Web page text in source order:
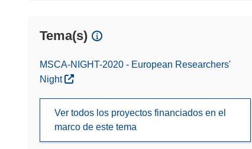
Tema(s)
MSCA-NIGHT-2020 - European Researchers'
Night
Ver todos los proyectos financiados en el
marco de este tema